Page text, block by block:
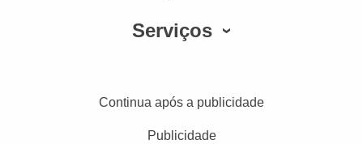
Serviços
Continua após a publicidade
Publicidade